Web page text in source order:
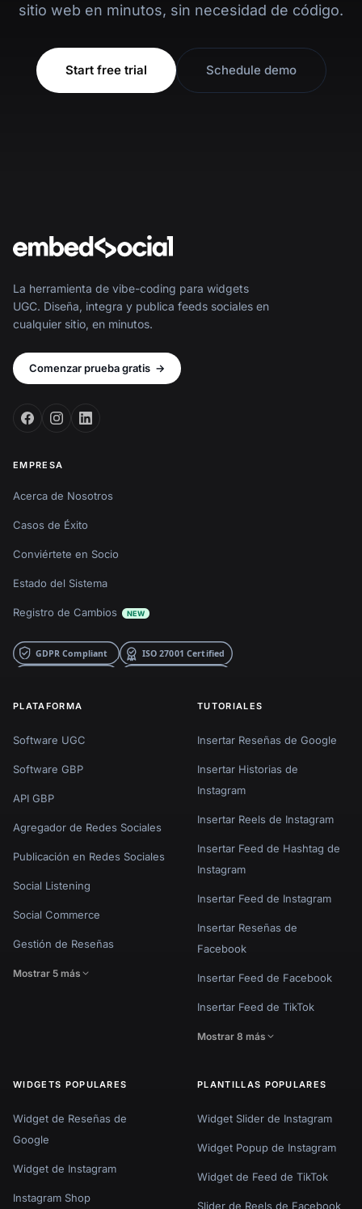
sitio web en minutos, sin necesidad de código.
Start free trial Schedule demo
La herramienta de vibe-coding para widgets
UGC. Diseña, integra y publica feeds sociales en
cualquier sitio, en minutos.
Comenzar prueba gratis →
EMPRESA
Acerca de Nosotros
Casos de Éxito
Conviértete en Socio
Estado del Sistema
Registro de Cambios NEW
PLATAFORMA
Software UGC
Software GBP
API GBP
Agregador de Redes Sociales
Publicación en Redes Sociales
Social Listening
Social Commerce
Gestión de Reseñas
Mostrar 5 más
TUTORIALES
Insertar Reseñas de Google
Insertar Historias de
Instagram
Insertar Reels de Instagram
Insertar Feed de Hashtag de
Instagram
Insertar Feed de Instagram
Insertar Reseñas de
Facebook
Insertar Feed de Facebook
Insertar Feed de TikTok
Mostrar 8 más
WIDGETS POPULARES
Widget de Reseñas de
Google
Widget de Instagram
Instagram Shop
PLANTILLAS POPULARES
Widget Slider de Instagram
Widget Popup de Instagram
Widget de Feed de TikTok
Slider de Reels de Facebook